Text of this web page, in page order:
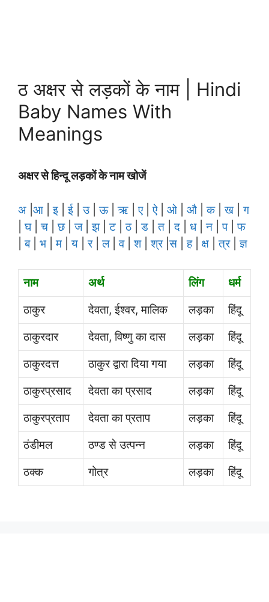
ठ अक्षर से लड़कों के नाम | Hindi
Baby Names With
Meanings
अक्षर से हिन्दू लड़कों के नाम खोजें
अ आ |इ |ई |उ|ऊ|ऋ ए|ऐ| ओ औ |क|ख |ग
|घ|च |छ|ज|झ|ट |ठ|ड |त |द ध| न प|फ
ब| भ|म |य |र|ल|व|श|श्र|स |ह| क्ष त्र|ज्ञ
नाम अर्थ लिंग
धर्म
ठाकुर
देवता, ईश्वर, मालिक लड़का
हिंदू
ठाकुरदार
देवता, विष्णु का दास लड़का
हिंदू
ठाकुरदत्त
ठाकुर द्वारा दिया गया लड़का
हिंदू
ठाकुरप्रसाद
देवता का प्रसाद लड़का
हिंदू
ठाकुरप्रताप
देवता का प्रताप लड़का
हिंदू
ठंडीमल
ठण्ड से उत्पन्न लड़का
हिंदू
ठक्क
गोत्र लड़का हिंदू